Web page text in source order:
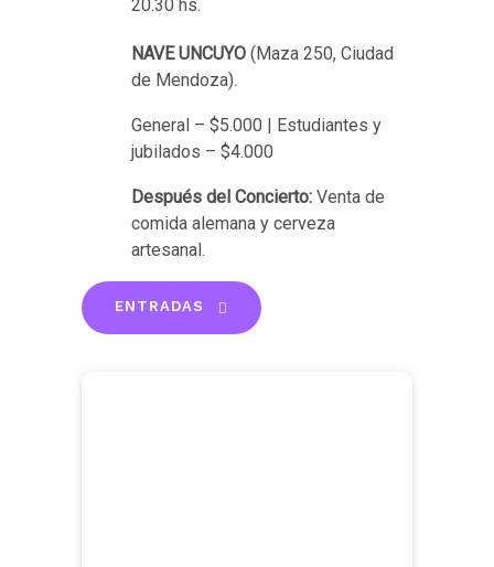
20.30 hs.
NAVE UNCUYO (Maza 250, Ciudad
de Mendoza).
General – $5.000 | Estudiantes y
jubilados – $4.000
Después del Concierto: Venta de
comida alemana y cerveza
artesanal.
ENTRADAS